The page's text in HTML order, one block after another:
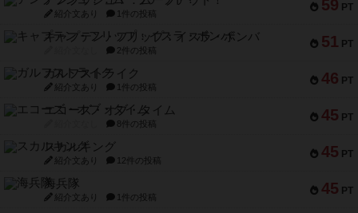
59 PT
紹介文あり 1件の投稿
51 PT
キャプテン・フリップ：イスラ・ボンバ
2件の投稿
46 PT
ガルフストライク
紹介文あり 1件の投稿
45 PT
エコーズ・オブ・タイム
8件の投稿
45 PT
スカルキング
紹介文あり 12件の投稿
45 PT
海兵隊
紹介文あり 1件の投稿